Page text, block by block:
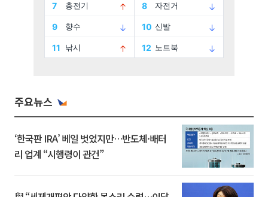
주요뉴스
‘한국판 IRA’ 베일 벗었지만…반도체·배터
리 업계 “시행령이 관건”